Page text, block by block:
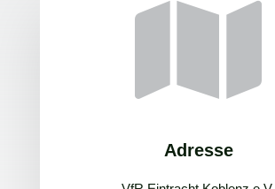

Adresse